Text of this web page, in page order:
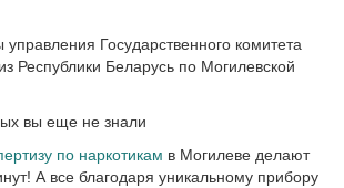
управления Государственного комитета
Республики Беларусь по Могилевской
вы еще не знали
по наркотикам в Могилеве делают
А все благодаря уникальному прибору